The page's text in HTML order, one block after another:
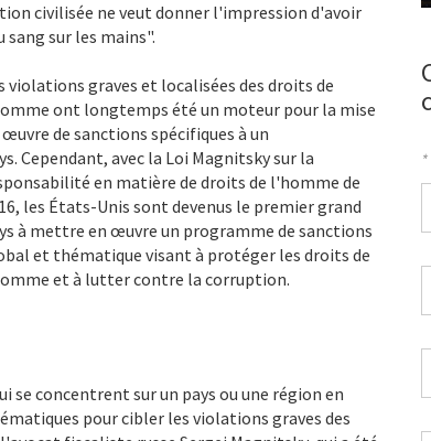
civilisée ne veut donner l'impression d'avoir
sang sur les mains".
violations graves et localisées des droits de
ont longtemps été un moteur pour la mise
de sanctions spécifiques à un
Cependant, avec la Loi Magnitsky sur la
en matière de droits de l'homme de
les États-Unis sont devenus le premier grand
à mettre en œuvre un programme de sanctions
et thématique visant à protéger les droits de
et à lutter contre la corruption.
concentrent sur un pays ou une région en
pour cibler les violations graves des